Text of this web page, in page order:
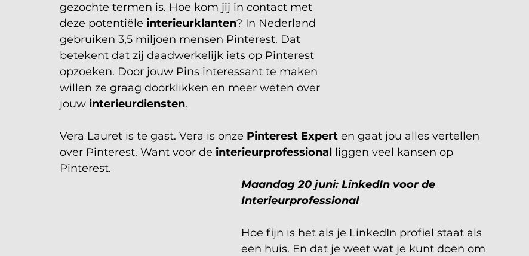
gezochte termen is. Hoe kom jij in contact met
deze potentiële interieurklanten? In Nederland
gebruiken 3,5 miljoen mensen Pinterest. Dat
betekent dat zij daadwerkelijk iets op Pinterest
opzoeken. Door jouw Pins interessant te maken
willen ze graag doorklikken en meer weten over
jouw interieurdiensten.
Vera Lauret is te gast. Vera is onze Pinterest Expert en gaat jou alles vertellen
over Pinterest. Want voor de interieurprofessional liggen veel kansen op
Pinterest.
Maandag 20 juni: LinkedIn voor de
Interieurprofessional
Hoe fijn is het als je LinkedIn profiel staat als
een huis. En dat je weet wat je kunt doen om